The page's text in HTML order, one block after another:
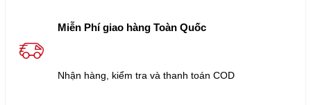
Miễn Phí giao hàng Toàn Quốc
Nhận hàng, kiểm tra và thanh toán COD